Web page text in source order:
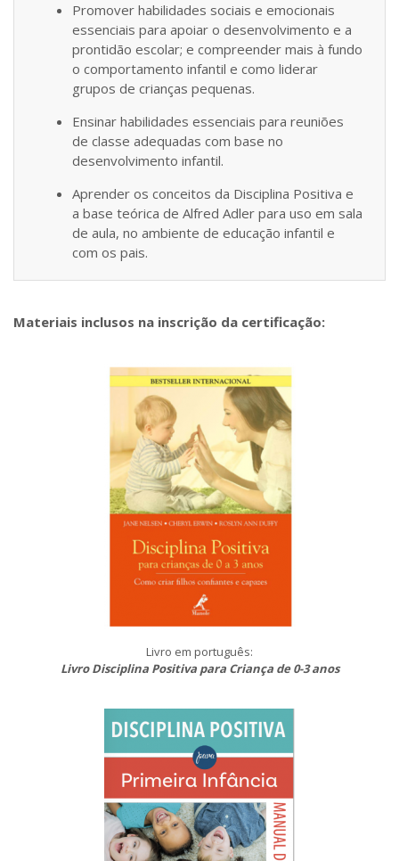
Promover habilidades sociais e emocionais
essenciais para apoiar o desenvolvimento e a
prontidão escolar; e compreender mais à fundo
o comportamento infantil e como liderar
grupos de crianças pequenas.
Ensinar habilidades essenciais para reuniões
de classe adequadas com base no
desenvolvimento infantil.
Aprender os conceitos da Disciplina Positiva e
a base teórica de Alfred Adler para uso em sala
de aula, no ambiente de educação infantil e
com os pais.
Materiais inclusos na inscrição da certificação:
Livro em português:
Livro Disciplina Positiva para Criança de 0-3 anos